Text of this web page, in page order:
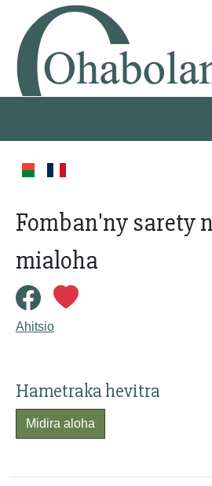
Fomban'ny sarety
mialoha
Ahitsio
Hametraka hevitra
Midira aloha